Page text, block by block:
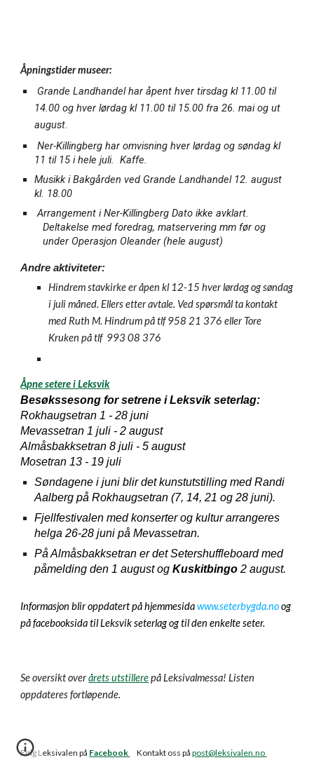
Åpningstider museer:
Grande Landhandel har åpent hver tirsdag kl 11.00 til
14.00 og hver lørdag kl 11.00 til 15.00 fra 26. mai og ut
august.
Ner-Killingberg har omvisning hver lørdag og søndag kl
11 til 15 i hele juli. Kaffe.
Musikk i Bakgården ved Grande Landhandel 12. august
kl. 18.00
Arrangement i Ner-Killingberg Dato ikke avklart.
Deltakelse med foredrag, matservering mm før og
under Operasjon Oleander (hele august)
Andre aktiviteter:
Hindrem stavkirke er åpen kl 12-15 hver lørdag og søndag
i juli måned. Ellers etter avtale. Ved spørsmål ta kontakt
med Ruth M. Hindrum på tlf 958 21 376 eller Tore
Kruken på tlf 993 08 376
Åpne setere i Leksvik
Besøkssesong for setrene i Leksvik seterlag:
Rokhaugsetran 1 - 28 juni
Mevassetran 1 juli - 2 august
Almåsbakksetran 8 juli - 5 august
Mosetran 13 - 19 juli
Søndagene i juni blir det kunstutstilling med Randi
Aalberg på Rokhaugsetran (7, 14, 21 og 28 juni).
Fjellfestivalen med konserter og kultur arrangeres
helga 26-28 juni på Mevassetran.
På Almåsbakksetran er det Setershuffleboard med
påmelding den 1 august ogKuskitbingo 2 august.
Informasjon blir oppdatert på hjemmesidawww.seterbygda.noog
på facebooksida til Leksvik seterlag og til den enkelte seter.
Se oversikt overårets utstillerepå Leksivalmessa! Listen
oppdateres fortløpende.
Følg Leksivalen på Facebook Kontakt oss påpost@leksivalen.no